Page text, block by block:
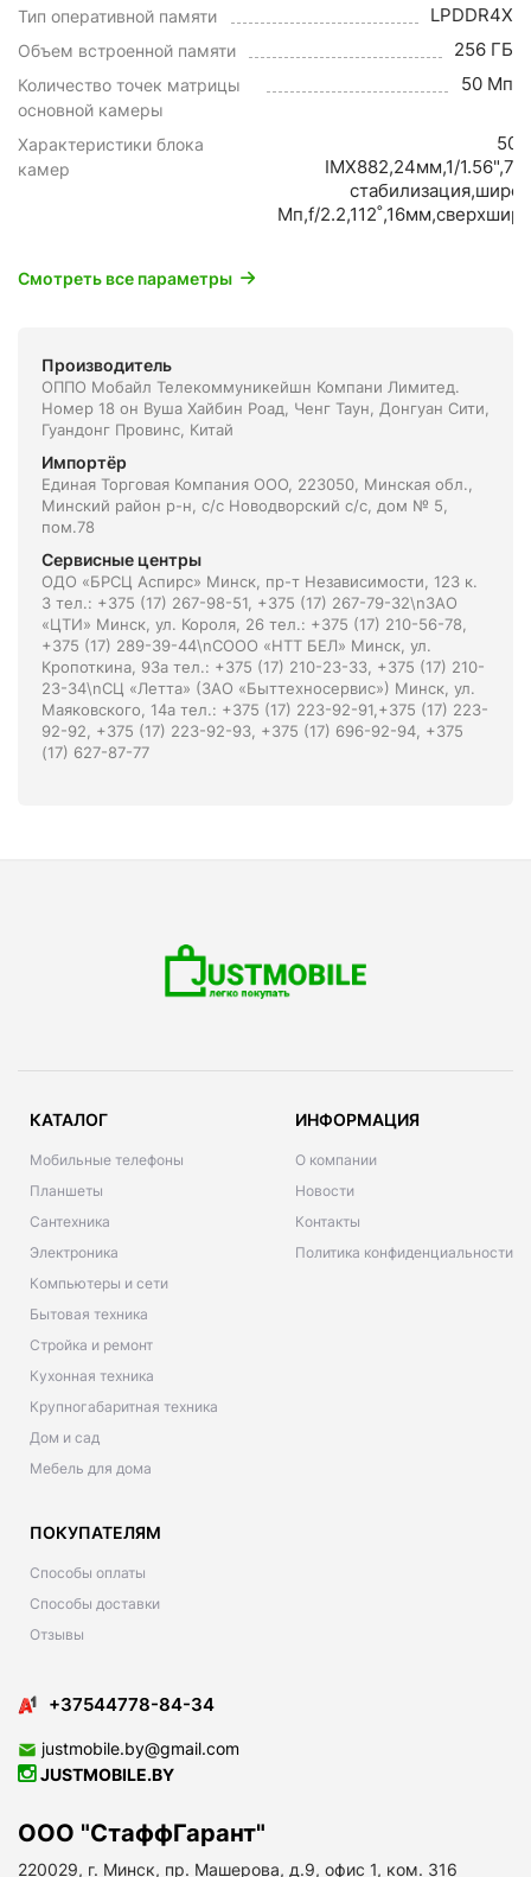
Тип оперативной памяти LPDDR4X
Объем встроенной памяти 256 ГБ
Количество точек матрицы
основной камеры
50 Мп
Характеристики блока
камер
50
IMX882,24мм,1/
Мп,f/
Смотреть все параметры
Производитель
ОППО Мобайл Телекоммуникейшн Компани Лимитед.
Номер 18 он Вуша Хайбин Роад, Ченг Таун, Донгуан Сити,
Гуандонг Провинс, Китай
Импортёр
Единая Торговая Компания ООО, 223050, Минская обл.,
Минский район р-н, с/с Новодворский с/с, дом № 5,
пом.78
Сервисные центры
ОДО «БРСЦ Аспирс» Минск, пр-т Независимости, 123 к.
3 тел.: +375 (17) 267-98-51, +375 (17) 267-79-32\nЗАО
«ЦТИ» Минск, ул. Короля, 26 тел.: +375 (17) 210-56-78,
+375 (17) 289-39-44\nСООО «НТТ БЕЛ» Минск, ул.
Кропоткина, 93а тел.: +375 (17) 210-23-33, +375 (17) 210-
23-34\nСЦ «Летта» (ЗАО «Быттехносервис») Минск, ул.
Маяковского, 14а тел.: +375 (17) 223-92-91,+375 (17) 223-
92-92, +375 (17) 223-92-93, +375 (17) 696-92-94, +375
(17) 627-87-77
КАТАЛОГ
Мобильные телефоны
Планшеты
Сантехника
Электроника
Компьютеры и сети
Бытовая техника
Стройка и ремонт
Кухонная техника
Крупногабаритная техника
Дом и сад
Мебель для дома
ИНФОРМАЦИЯ
О компании
Новости
Контакты
Политика конфиденциальности
ПОКУПАТЕЛЯМ
Способы оплаты
Способы доставки
Отзывы
+37544778-84-34
justmobile.by@gmail.com
JUSTMOBILE.BY
ООО "СтаффГарант"
220029, г. Минск, пр. Машерова, д.9, офис 1, ком. 316